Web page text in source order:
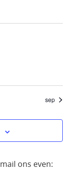
sep
ons even: